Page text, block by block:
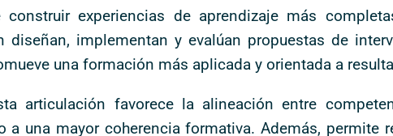
construir experiencias de aprendizaje más
diseñan, implementan y evalúan propuestas de
una formación más aplicada y orientada a
articulación favorece la alineación entre
a una mayor coherencia formativa. Además, permite